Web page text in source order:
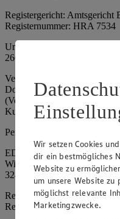
Registergericht: Amtsgericht
Registernummer: HRA 7534
Umsatzsteuer-
266067317
Vertretungsberechtigte: Mark
Dominique Klingsiek
(Vorstandsmitglied), Stephan
Kuhlmann
Persönlich haftende
EDEKA Minden-Hannover
Wittelsbacherallee 61
32427 Minden
Registergericht: Amtsgericht
Registernummer: HRB 4086
Wir setzen Cookies
dir ein bestmögliches
Website zu
um unsere Website zu
möglichst relevante
Marketingzwecke.